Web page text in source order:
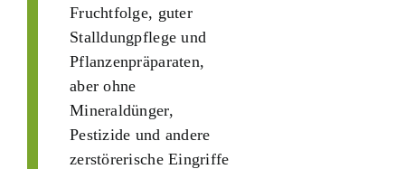
Fruchtfolge, guter
Stalldungpflege und
Pflanzenpräparaten,
aber ohne
Mineraldünger,
Pestizide und andere
zerstörerische Eingriffe